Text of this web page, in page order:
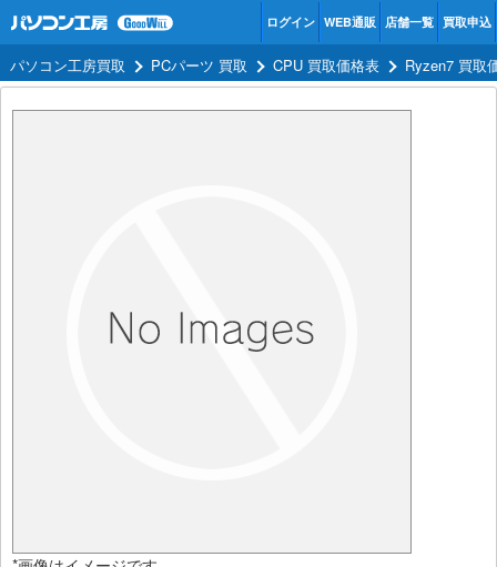
ログイン WEB通販 店舗一覧 買取申込
パソコン工房買取 PCパーツ 買取 CPU 買取価格表 Ryzen7 買取